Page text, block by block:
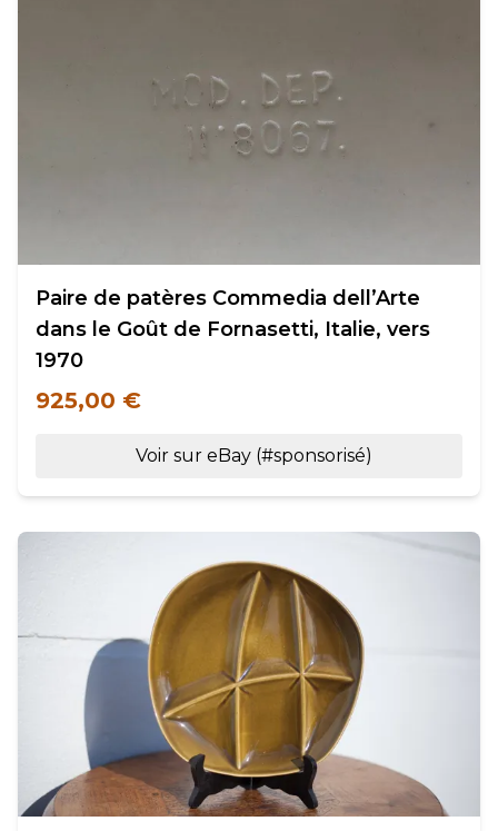
Paire de patères Commedia dell’Arte
dans le Goût de Fornasetti, Italie, vers
1970
925,00 €
Voir sur eBay (#sponsorisé)